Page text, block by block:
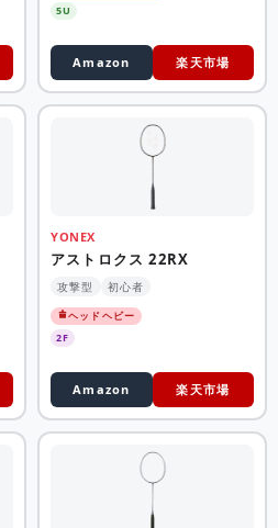
5U
Amazon 楽天市場
YONEX
アストロクス 22RX
攻撃型 初心者
ヘッドヘビー
2F
Amazon 楽天市場